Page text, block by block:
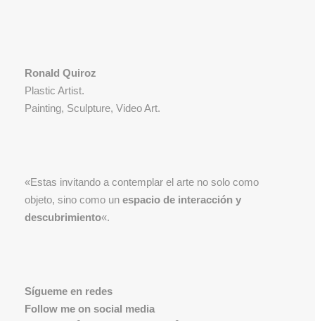
Ronald Quiroz
Plastic Artist.
Painting, Sculpture, Video Art.
«Estas invitando a contemplar el arte no solo como
objeto, sino como un espacio de interacción y
descubrimiento«.
Sígueme en redes
Follow me on social media